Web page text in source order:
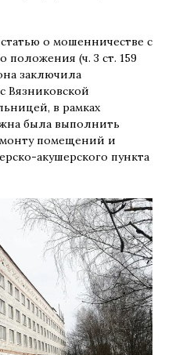
о мошенничестве с
положения (ч. 3 ст. 159
заключила
Вязниковской
в рамках
была выполнить
помещений и
акушерского пункта